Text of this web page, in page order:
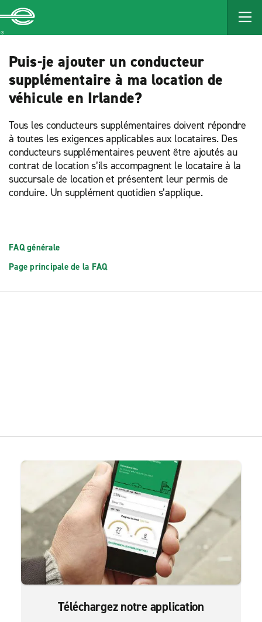
MAIN
CONTENT
Puis-je ajouter un conducteur
supplémentaire à ma location de
véhicule en Irlande?
Tous les conducteurs supplémentaires doivent répondre
à toutes les exigences applicables aux locataires. Des
conducteurs supplémentaires peuvent être ajoutés au
contrat de location s’ils accompagnent le locataire à la
succursale de location et présentent leur permis de
conduire. Un supplément quotidien s’applique.
FAQ générale
Page principale de la FAQ
Téléchargez notre application